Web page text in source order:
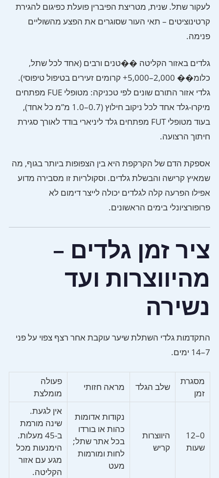
לעקור שתל. שנית, מטריצת הפיברין פועלת כפיגום להגירת
קרטינוציטים – תאי העור שסוגרים את הפצע מהשוליים
פנימה.
גלדים באזור הקליטה ��טנים ורבים (אחד לכל שתל,
כלומ�� 2,000–5,000+ קרומים זעירים בטיפול טיפוסי).
גלדי אזור התורם שונים לפי טכניקה: מטופלי FUE מפתחים
מיקרו-גלד אחד לכל ניקוב חילוץ (0.7–1.0 מ”מ כל אחד),
בעוד מטופלי FUT מפתחים גלד ליניארי בודד לאורך סגירת
חיתוך הרצועה.
אספקת הדם של הקרקפת היא בין הצפופות ביותר בגוף, מה
שמאיץ קרישה והבשלת גלדים. וסקולריות זו מסבירה מדוע
אפילו הפרעה קלה לגלדים יכולה לייצר דימום לא
פרופורציונלי בימים הראשונים.
ציר זמן גלדים –
מהיווצרות ועד
נשירה
התקדמות גלדי השתלת שיער עוקבת אחר רצף צפוי על פני
7–14 ימים.
מסגרת
זמן
שלב הגלד מראה חזותי
פעולה
מומלצת
0–12
שעות
היווצרות
קריש
נקודות אדומות
כהות או בורדו
בכל אתר שתל;
לחות ומורמות
מעט
אין לגעת.
שינה מורמת
ב-45 מעלות.
הימנעות מכל
מגע עם אזור
הקליטה.